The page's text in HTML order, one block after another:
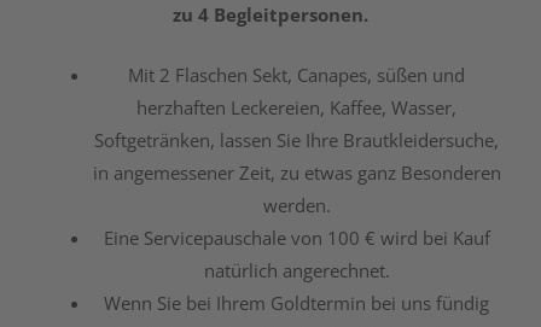
zu 4 Begleitpersonen.
Mit 2 Flaschen Sekt, Canapes, süßen und
herzhaften Leckereien, Kaffee, Wasser,
Softgetränken, lassen Sie Ihre Brautkleidersuche,
in angemessener Zeit, zu etwas ganz Besonderen
werden.
Eine Servicepauschale von 100 € wird bei Kauf
natürlich angerechnet.
Wenn Sie bei Ihrem Goldtermin bei uns fündig